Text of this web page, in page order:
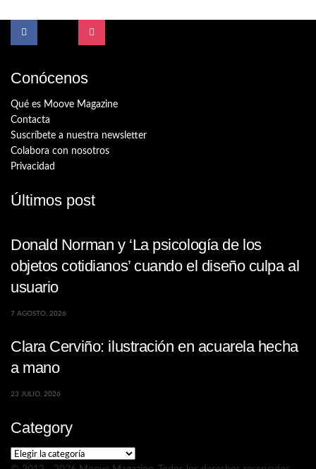
Conócenos
Qué es Moove Magazine
Contacta
Suscríbete a nuestra newsletter
Colabora con nosotros
Privacidad
Últimos post
Donald Norman y ‘La psicología de los
objetos cotidianos’ cuando el diseño culpa al
usuario
7 AGOSTO, 2026
Clara Cerviño: ilustración en acuarela hecha
a mano
23 JULIO, 2026
Category
Category